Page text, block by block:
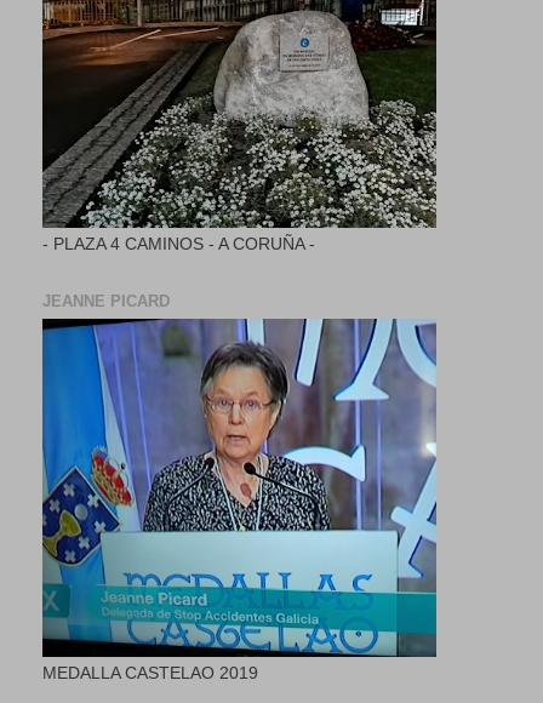
- PLAZA 4 CAMINOS - A CORUÑA -
JEANNE PICARD
MEDALLA CASTELAO 2019